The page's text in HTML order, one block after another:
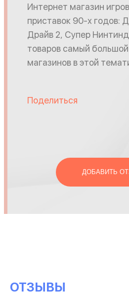
Интернет магазин
приставок 90-х годов:
Драйв 2, Супер
товаров самый
магазинов в этой
Поделиться
ДОБАВИТЬ
ОТЗЫВЫ